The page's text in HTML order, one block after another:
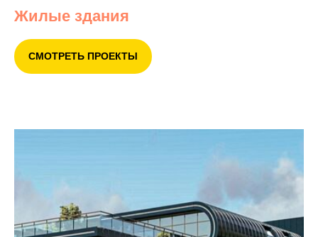
Жилые здания
СМОТРЕТЬ ПРОЕКТЫ